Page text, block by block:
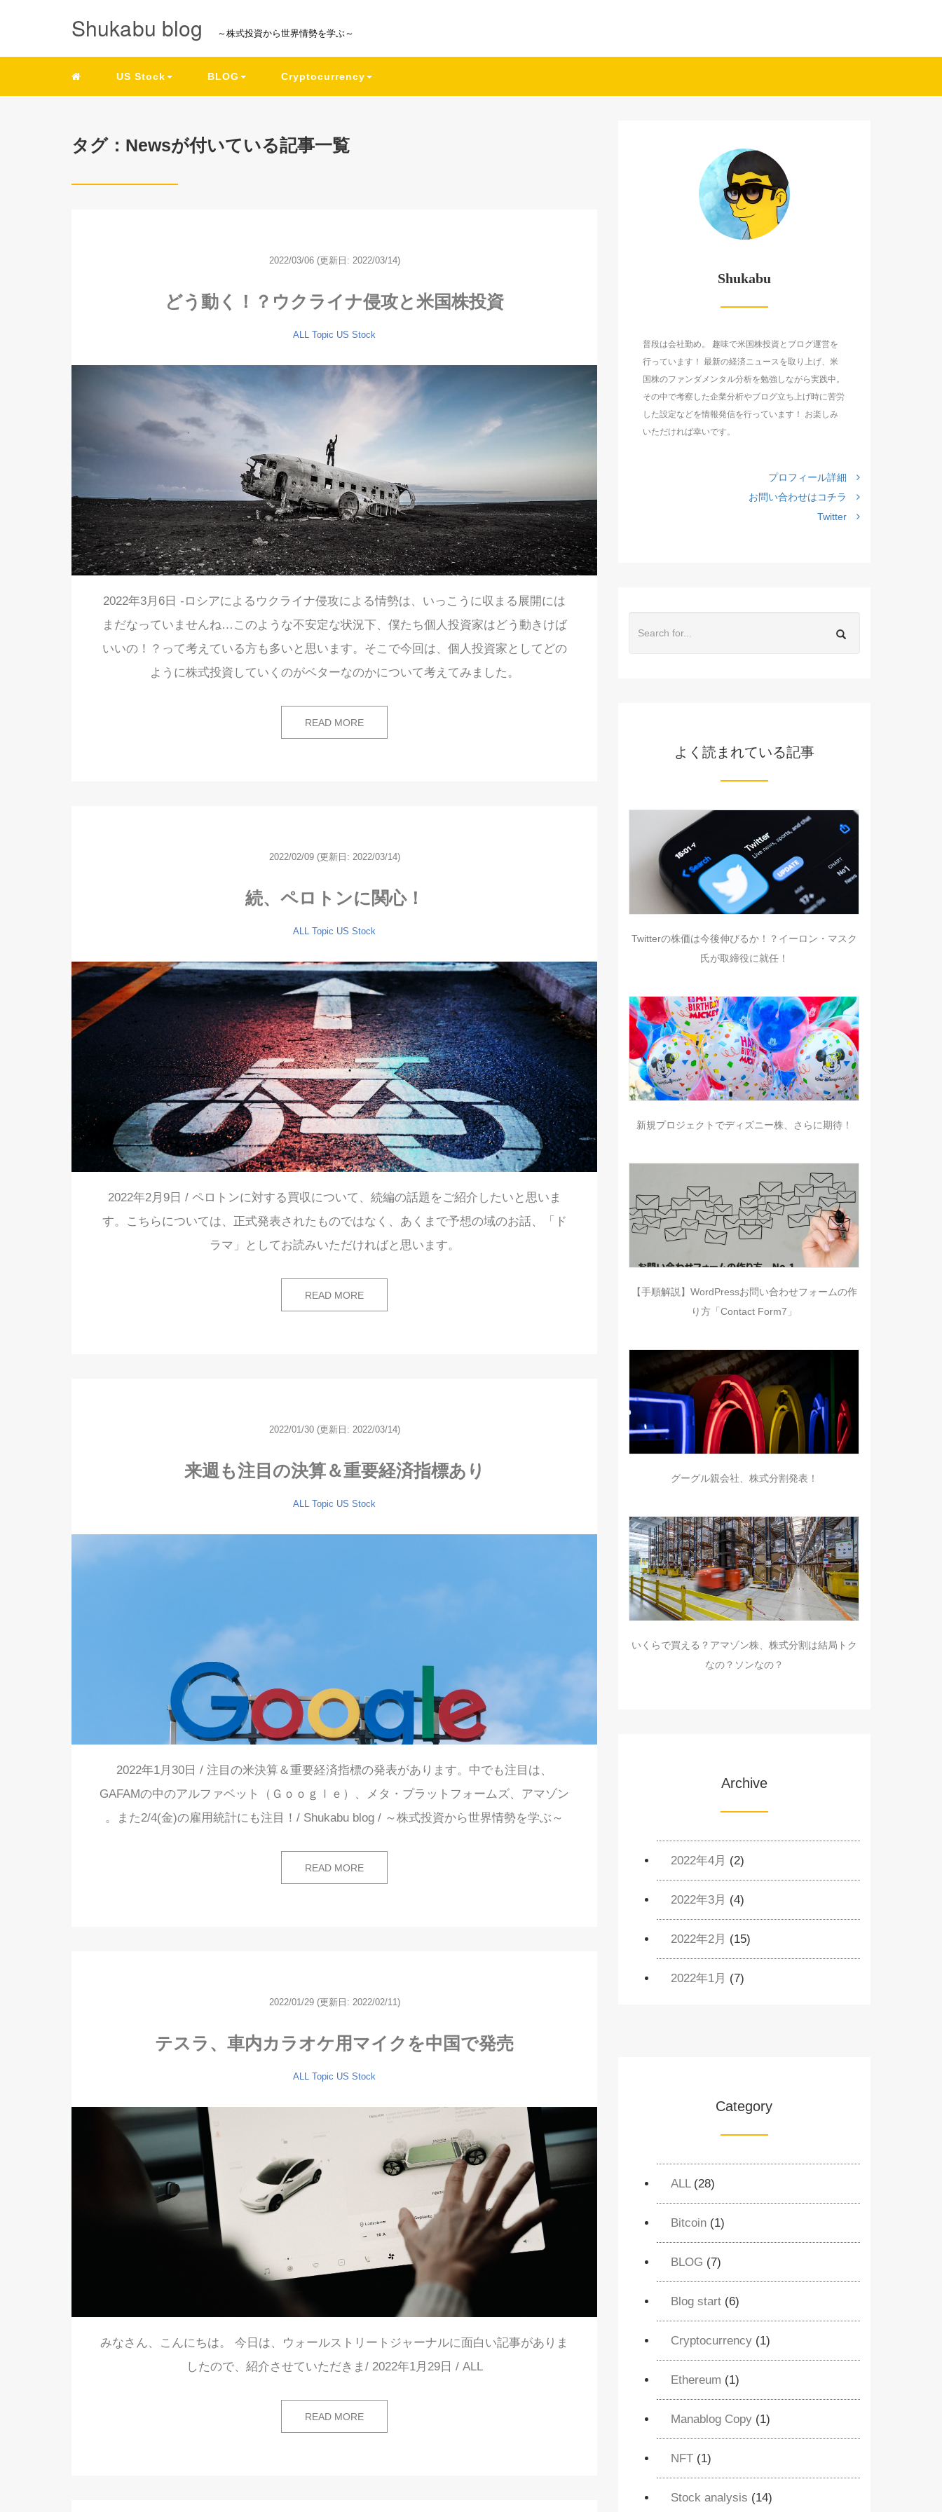
Shukabu blog ～株式投資から世界情勢を学ぶ～
US Stock BLOG Cryptocurrency
タグ：Newsが付いている記事一覧
2022/03/06 (更新日: 2022/03/14)
どう動く！？ウクライナ侵攻と米国株投資
ALL Topic US Stock
2022年3月6日 -ロシアによるウクライナ侵攻による情勢は、いっこうに収まる展開には
まだなっていませんね…このような不安定な状況下、僕たち個人投資家はどう動きけば
いいの！？って考えている方も多いと思います。そこで今回は、個人投資家としてどの
ように株式投資していくのがベターなのかについて考えてみました。
READ MORE
2022/02/09 (更新日: 2022/03/14)
続、ペロトンに関心！
ALL Topic US Stock
2022年2月9日 / ペロトンに対する買収について、続編の話題をご紹介したいと思いま
す。こちらについては、正式発表されたものではなく、あくまで予想の域のお話、「ド
ラマ」としてお読みいただければと思います。
READ MORE
2022/01/30 (更新日: 2022/03/14)
来週も注目の決算＆重要経済指標あり
ALL Topic US Stock
2022年1月30日 / 注目の米決算＆重要経済指標の発表があります。中でも注目は、
GAFAMの中のアルファベット（Ｇｏｏｇｌｅ）、メタ・プラットフォームズ、アマゾン
。また2/4(金)の雇用統計にも注目！/ Shukabu blog / ～株式投資から世界情勢を学ぶ～
READ MORE
2022/01/29 (更新日: 2022/02/11)
テスラ、車内カラオケ用マイクを中国で発売
ALL Topic US Stock
みなさん、こんにちは。 今日は、ウォールストリートジャーナルに面白い記事がありま
したので、紹介させていただきま/ 2022年1月29日 / ALL
READ MORE
Shukabu
普段は会社勤め。 趣味で米国株投資とブログ運営を
行っています！ 最新の経済ニュースを取り上げ、米
国株のファンダメンタル分析を勉強しながら実践中。
その中で考察した企業分析やブログ立ち上げ時に苦労
した設定などを情報発信を行っています！ お楽しみ
いただければ幸いです。
プロフィール詳細
お問い合わせはコチラ
Twitter
よく読まれている記事
Twitterの株価は今後伸びるか！？イーロン・マスク
氏が取締役に就任！
新規プロジェクトでディズニー株、さらに期待！
【手順解説】WordPressお問い合わせフォームの作
り方「Contact Form7」
グーグル親会社、株式分割発表！
いくらで買える？アマゾン株、株式分割は結局トク
なの？ソンなの？
Archive
2022年4月 (2)
2022年3月 (4)
2022年2月 (15)
2022年1月 (7)
Category
ALL(28)
Bitcoin (1)
BLOG (7)
Blog start (6)
Cryptocurrency (1)
Ethereum (1)
Manablog Copy (1)
NFT (1)
Stock analysis (14)